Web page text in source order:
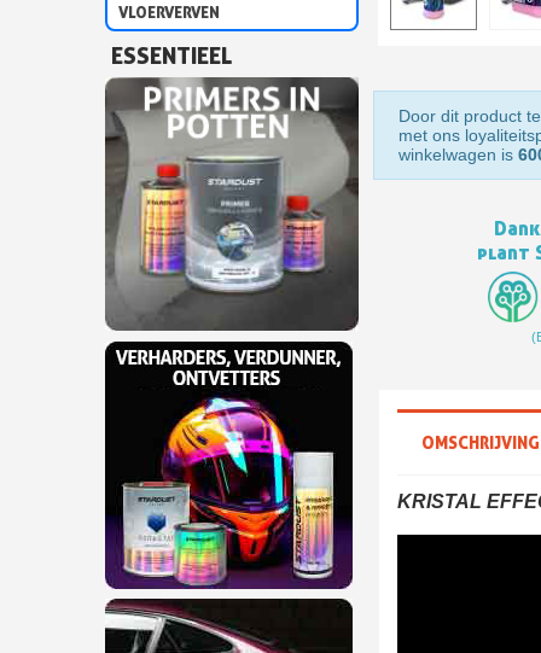
VLOERVERVEN
ESSENTIEEL
Door dit product
met ons
winkelwagen is
plant
OMSCHRIJVING
KRISTAL